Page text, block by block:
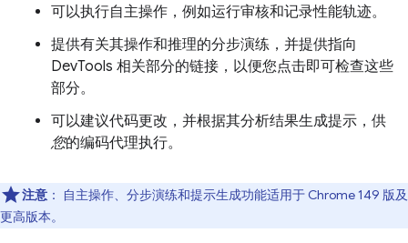
可以执行自主操作，例如运行审核和记录性能轨迹。
提供有关其操作和推理的分步演练，并提供指向
DevTools 相关部分的链接，以便您点击即可检查这些
部分。
可以建议代码更改，并根据其分析结果生成提示，供
您的编码代理执行。
注意 ：
自主操作、分步演练和提示生成功能适用于 Chrome 149 版及
更高版本。